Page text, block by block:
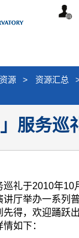
个
源 > 资源汇总
服务巡
巡礼于2010年10
讲厅举办一系列
先得，欢迎踊跃
如下：